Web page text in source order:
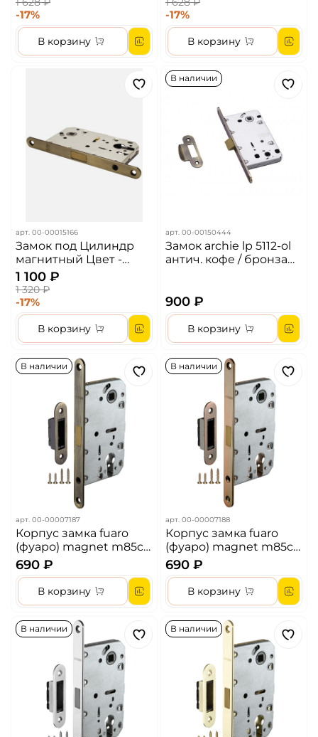
-17%
В корзину
-17%
В корзину
арт. 00-00015166
Замок под Цилиндр
магнитный Цвет -
Черный
1 100 ₽
1 320 ₽
-17%
В корзину
В наличии
арт. 00-00150444
Замок archie lp 5112-ol
антич. кофе / бронза
900 ₽
В корзину
В наличии
арт. 00-00007187
Корпус замка fuaro
(фуаро) magnet m85c-
50 ab бронза
690 ₽
В корзину
В наличии
арт. 00-00007188
Корпус замка fuaro
(фуаро) magnet m85c-
50 ac медь
690 ₽
В корзину
В наличии В наличии